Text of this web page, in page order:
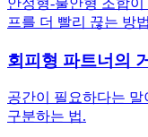
프를 더 빨리 끊는 방
회피형 파트너의
공간이 필요하다는 말
구분하는 법.